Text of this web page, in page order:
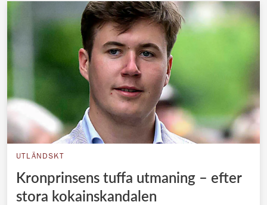
UTLÄNDSKT
Kronprinsens tuffa utmaning – efter
stora kokainskandalen